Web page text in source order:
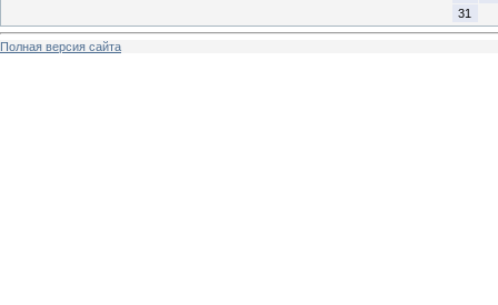
31
Полная версия сайта